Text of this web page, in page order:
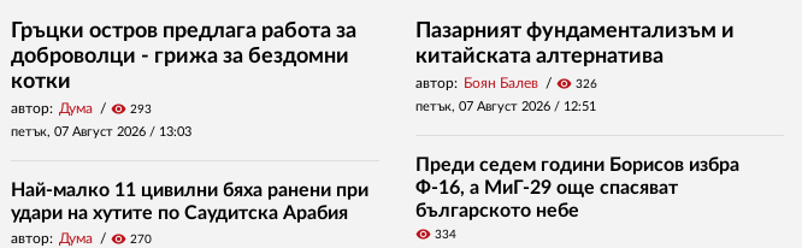
Гръцки остров предлага работа за
доброволци - грижа за бездомни
котки
автор: Дума visibility 293
петък, 07 Август 2026 / 13:03
Най-малко 11 цивилни бяха ранени при
удари на хутите по Саудитска Арабия
автор: Дума visibility 270
Пазарният фундаментализъм и
китайската алтернатива
автор: Боян Балев visibility 326
петък, 07 Август 2026 / 12:51
Преди седем години Борисов избра
Ф-16, а МиГ-29 още спасяват
българското небе
visibility 334